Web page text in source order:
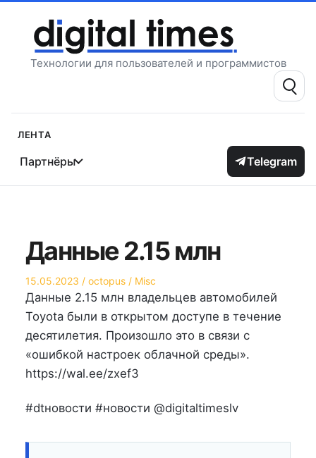
содержимому
Технологии для пользователей и программистов
Поиск:
Лента
Партнёры Telegram
Данные 2.15 млн
Опубликовано
на
15.05.2023 Автор
octopus
Опубликовано
в
Misc
Данные 2.15 млн владельцев автомобилей
Toyota были в открытом доступе в течение
десятилетия. Произошло это в связи с
«ошибкой настроек облачной среды».
https://wal.ee/zxef3
#dtновости #новости @digitaltimeslv